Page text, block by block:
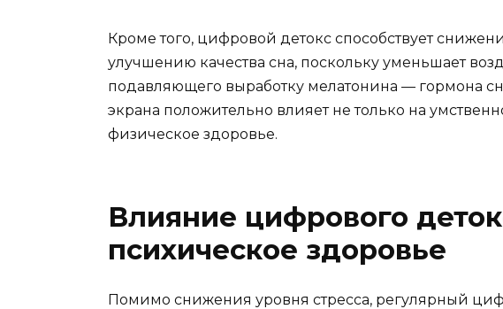
Кроме того, цифровой детокс способствует
улучшению качества сна, поскольку уменьшает
подавляющего выработку мелатонина — гормона
экрана положительно влияет не только на
физическое здоровье.
Влияние цифрового
психическое здоровье
Помимо снижения уровня стресса, регулярный